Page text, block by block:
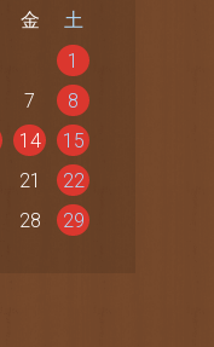
金
土
1
7
8
14
15
21
22
28
29